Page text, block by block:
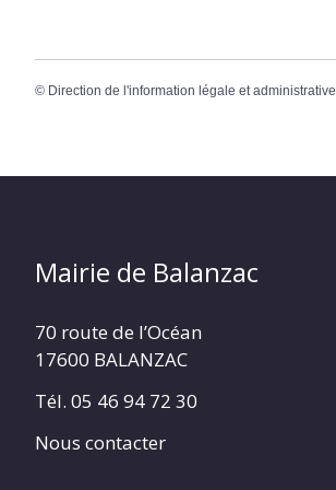
© Direction de l'information légale et administrative
Mairie de Balanzac
70 route de l’Océan
17600 BALANZAC
Tél. 05 46 94 72 30
Nous contacter